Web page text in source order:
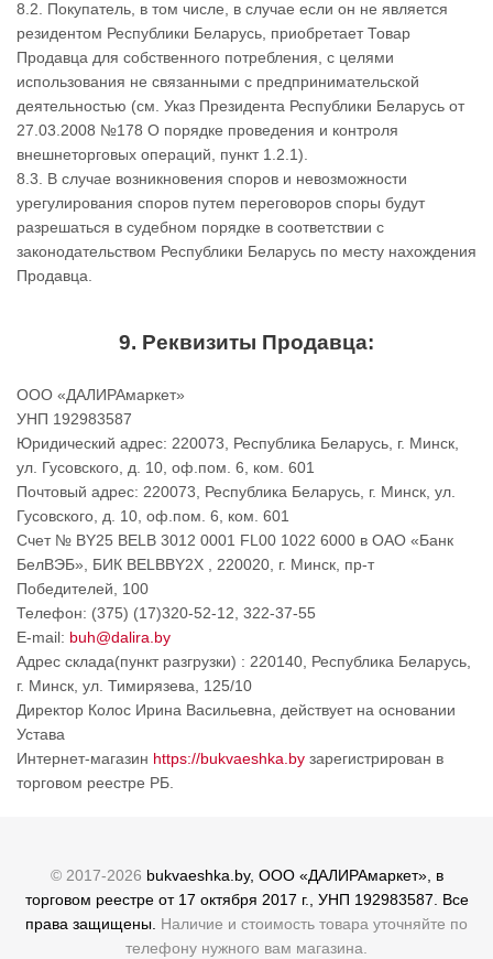
8.2. Покупатель, в том числе, в случае если он не является
резидентом Республики Беларусь, приобретает Товар
Продавца для собственного потребления, с целями
использования не связанными с предпринимательской
деятельностью (см. Указ Президента Республики Беларусь от
27.03.2008 №178 О порядке проведения и контроля
внешнеторговых операций, пункт 1.2.1).
8.3. В случае возникновения споров и невозможности
урегулирования споров путем переговоров споры будут
разрешаться в судебном порядке в соответствии с
законодательством Республики Беларусь по месту нахождения
Продавца.
9. Реквизиты Продавца:
ООО «ДАЛИРАмаркет»
УНП 192983587
Юридический адрес: 220073, Республика Беларусь, г. Минск,
ул. Гусовского, д. 10, оф.пом. 6, ком. 601
Почтовый адрес: 220073, Республика Беларусь, г. Минск, ул.
Гусовского, д. 10, оф.пом. 6, ком. 601
Счет № BY25 BELB 3012 0001 FL00 1022 6000 в ОАО «Банк
БелВЭБ», БИК BELBBY2X , 220020, г. Минск, пр-т
Победителей, 100
Телефон: (375) (17)320-52-12, 322-37-55
E-mail: buh@dalira.by
Адрес склада(пункт разгрузки) : 220140, Республика Беларусь,
г. Минск, ул. Тимирязева, 125/10
Директор Колос Ирина Васильевна, действует на основании
Устава
Интернет-магазин https://bukvaeshka.by зарегистрирован в
торговом реестре РБ.
© 2017-2026 bukvaeshka.by, ООО «ДАЛИРАмаркет», в
торговом реестре от 17 октября 2017 г., УНП 192983587. Все
права защищены. Наличие и стоимость товара уточняйте по
телефону нужного вам магазина.